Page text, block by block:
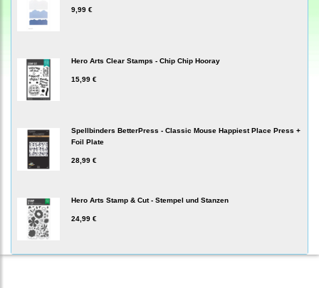
9,99 €
Hero Arts Clear Stamps - Chip Chip Hooray
15,99 €
Spellbinders BetterPress - Classic Mouse Happiest Place Press +
Foil Plate
28,99 €
Hero Arts Stamp & Cut - Stempel und Stanzen
24,99 €